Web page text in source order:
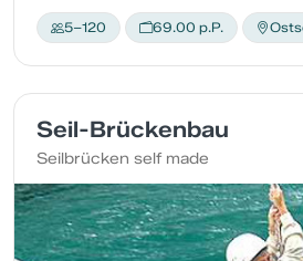
5–120 69.00 p.P.
Seil-Brückenbau
Seilbrücken self made